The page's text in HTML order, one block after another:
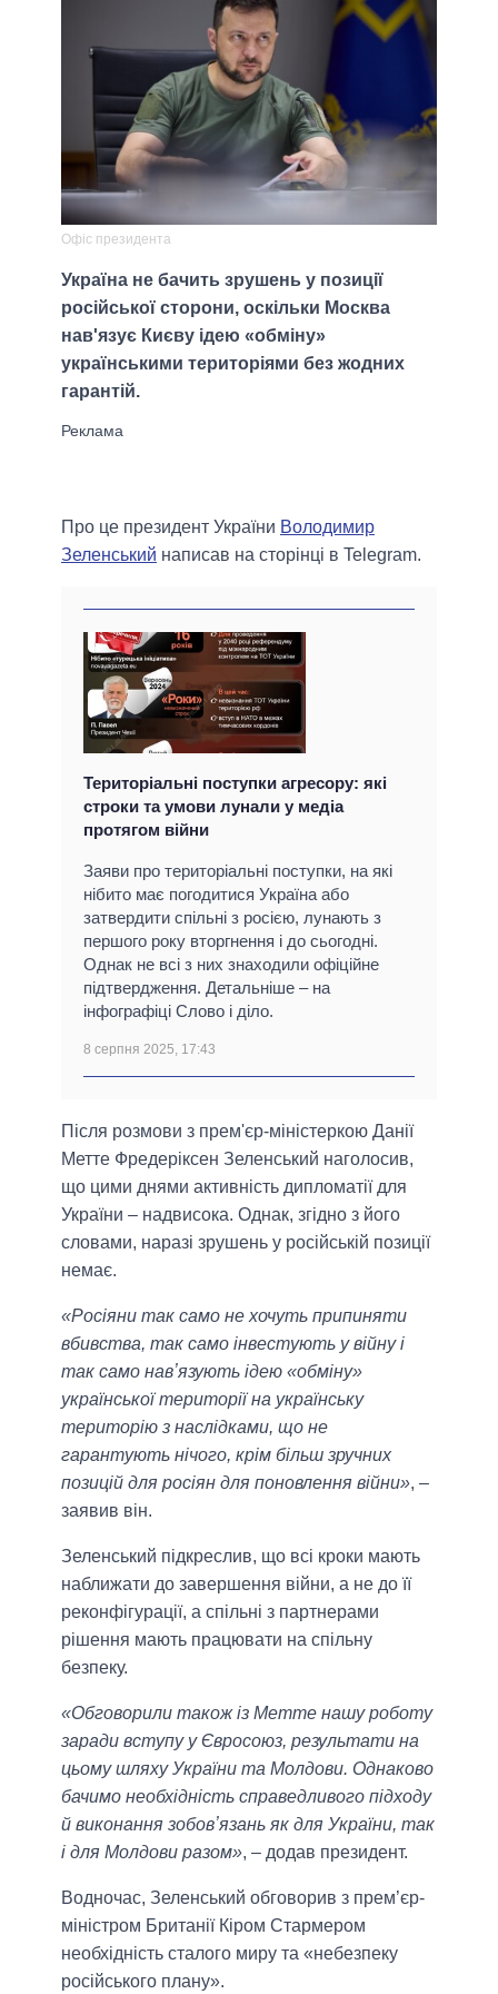
Офіс президента
Україна не бачить зрушень у позиції
російської сторони, оскільки Москва
нав'язує Києву ідею «обміну»
українськими територіями без жодних
гарантій.
Про це президент України Володимир
Зеленський написав на сторінці в Telegram.
Територіальні поступки агресору: які
строки та умови лунали у медіа
протягом війни
Заяви про територіальні поступки, на які
нібито має погодитися Україна або
затвердити спільні з росією, лунають з
першого року вторгнення і до сьогодні.
Однак не всі з них знаходили офіційне
підтвердження. Детальніше – на
інфографіці Слово і діло.
8 серпня 2025, 17:43
Після розмови з прем'єр-міністеркою Данії
Метте Фредеріксен Зеленський наголосив,
що цими днями активність дипломатії для
України – надвисока. Однак, згідно з його
словами, наразі зрушень у російській позиції
немає.
«Росіяни так само не хочуть припиняти
вбивства, так само інвестують у війну і
так само навʼязують ідею «обміну»
української території на українську
територію з наслідками, що не
гарантують нічого, крім більш зручних
позицій для росіян для поновлення війни», –
заявив він.
Зеленський підкреслив, що всі кроки мають
наближати до завершення війни, а не до її
реконфігурації, а спільні з партнерами
рішення мають працювати на спільну
безпеку.
«Обговорили також із Метте нашу роботу
заради вступу у Євросоюз, результати на
цьому шляху України та Молдови. Однаково
бачимо необхідність справедливого підходу
й виконання зобовʼязань як для України, так
і для Молдови разом», – додав президент.
Водночас, Зеленський обговорив з прем’єр-
міністром Британії Кіром Стармером
необхідність сталого миру та «небезпеку
російського плану».